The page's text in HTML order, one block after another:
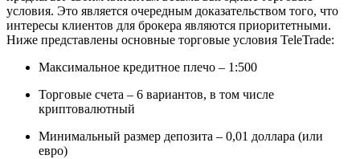
условия. Это является очередным доказательством того, что
интересы клиентов для брокера являются приоритетными.
Ниже представлены основные торговые условия TeleTrade:
Максимальное кредитное плечо – 1:500
Торговые счета – 6 вариантов, в том числе
криптовалютный
Минимальный размер депозита – 0,01 доллара (или
евро)